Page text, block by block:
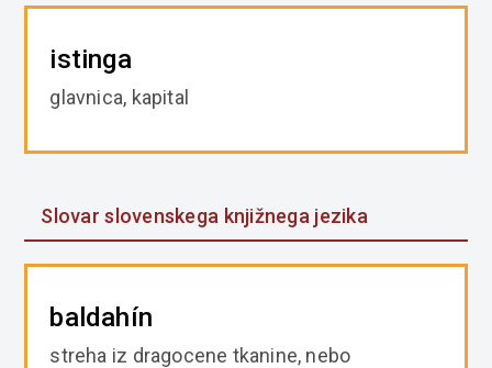
istinga
glavnica, kapital
Slovar slovenskega knjižnega jezika
baldahín
streha iz dragocene tkanine, nebo